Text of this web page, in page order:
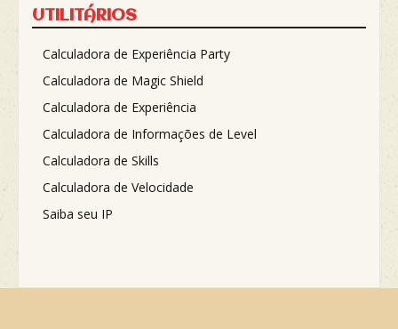
UTILITÁRIOS
Calculadora de Experiência Party
Calculadora de Magic Shield
Calculadora de Experiência
Calculadora de Informações de Level
Calculadora de Skills
Calculadora de Velocidade
Saiba seu IP